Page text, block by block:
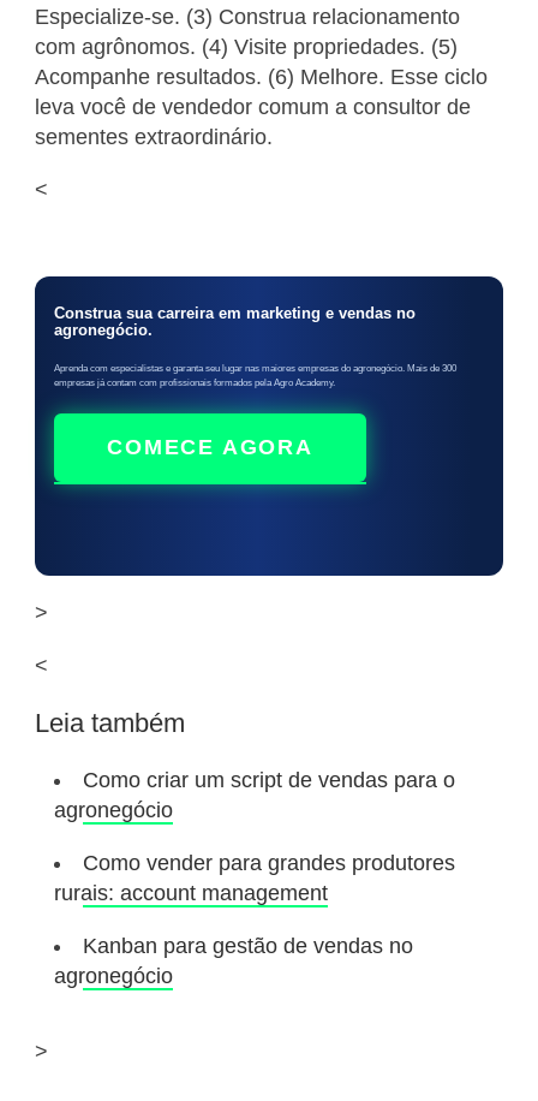
Especialize-se. (3) Construa relacionamento
com agrônomos. (4) Visite propriedades. (5)
Acompanhe resultados. (6) Melhore. Esse ciclo
leva você de vendedor comum a consultor de
sementes extraordinário.
<
Construa sua carreira em marketing e vendas no
agronegócio.
Aprenda com especialistas e garanta seu lugar nas maiores empresas do agronegócio. Mais de 300
empresas já contam com profissionais formados pela Agro Academy.
COMECE AGORA
>
<
Leia também
Como criar um script de vendas para o
agronegócio
Como vender para grandes produtores
rurais: account management
Kanban para gestão de vendas no
agronegócio
>